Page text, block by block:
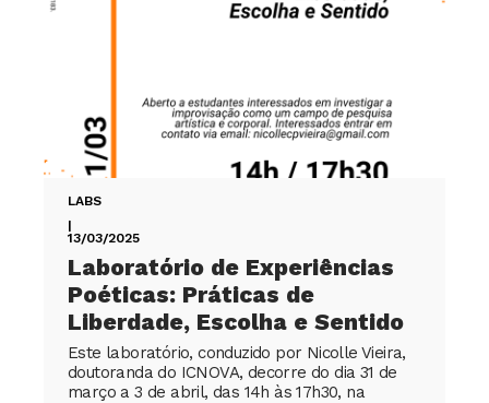
LABS
|
13/03/2025
Laboratório de Experiências
Poéticas: Práticas de
Liberdade, Escolha e Sentido
Este laboratório, conduzido por Nicolle Vieira,
doutoranda do ICNOVA, decorre do dia 31 de
março a 3 de abril, das 14h às 17h30, na